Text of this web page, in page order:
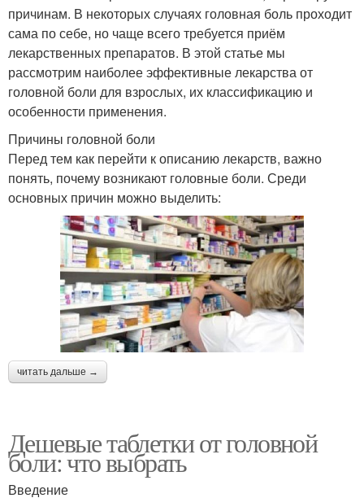
причинам. В некоторых случаях головная боль проходит
сама по себе, но чаще всего требуется приём
лекарственных препаратов. В этой статье мы
рассмотрим наиболее эффективные лекарства от
головной боли для взрослых, их классификацию и
особенности применения.
Причины головной боли
Перед тем как перейти к описанию лекарств, важно
понять, почему возникают головные боли. Среди
основных причин можно выделить:
читать дальше →
Дешевые таблетки от головной
боли: что выбрать
Введение